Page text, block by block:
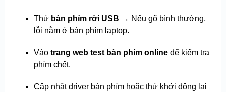
Thử bàn phím rời USB → Nếu gõ bình thường,
lỗi nằm ở bàn phím laptop.
Vào trang web test bàn phím onlineđể kiểm tra
phím chết.
Cập nhật driver bàn phím hoặc thử khởi động lại